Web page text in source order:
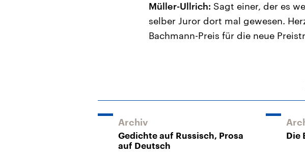
Müller-Ullrich: Sagt einer, der es
selber Juror dort mal gewesen.
Bachmann-Preis für die neue
Archiv
Gedichte auf Russisch, Prosa
auf Deutsch
Die